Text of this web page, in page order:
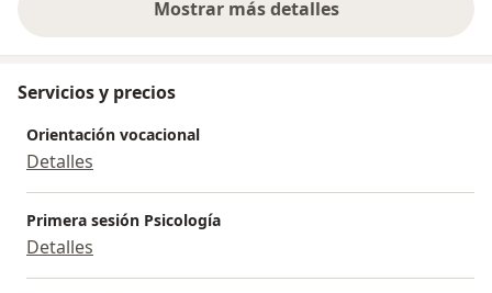
Mostrar más detalles
sobre la experiencia
Servicios y precios
Orientación vocacional
Detalles
Primera sesión Psicología
Detalles